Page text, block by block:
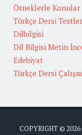
Örneklerle Konular
Türkçe Dersi Testler
Dilbilgisi
Dil Bilgisi Metin
Edebiyat
Türkçe Dersi
COPYRIGHT © 2026